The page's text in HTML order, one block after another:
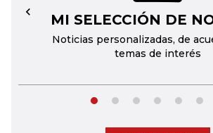
MI SELECCIÓN DE
Noticias personalizadas, de
temas de interés
←